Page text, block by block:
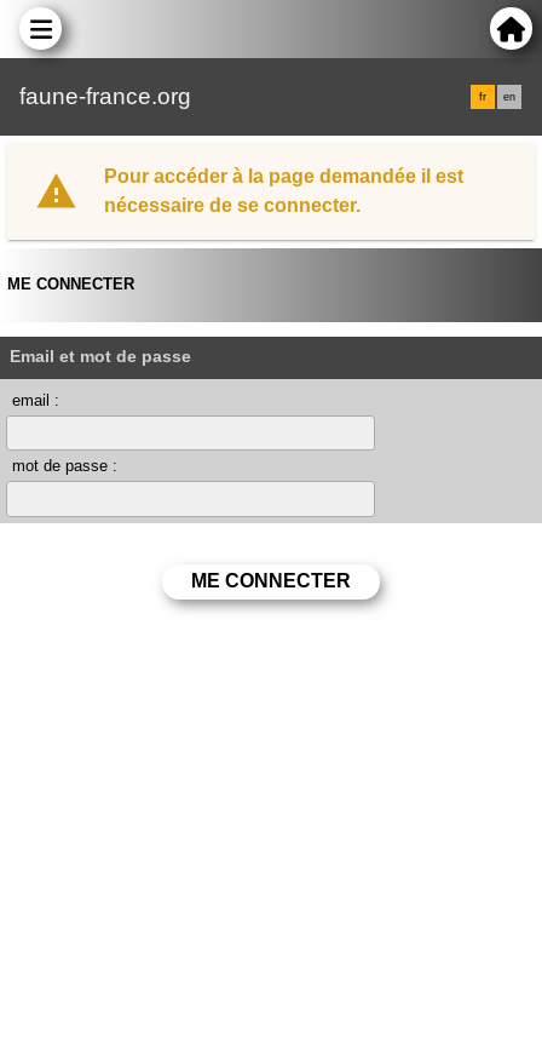
faune-france.org fr en
Pour accéder à la page demandée il est
nécessaire de se connecter.
ME CONNECTER
Email et mot de passe
email :
mot de passe :